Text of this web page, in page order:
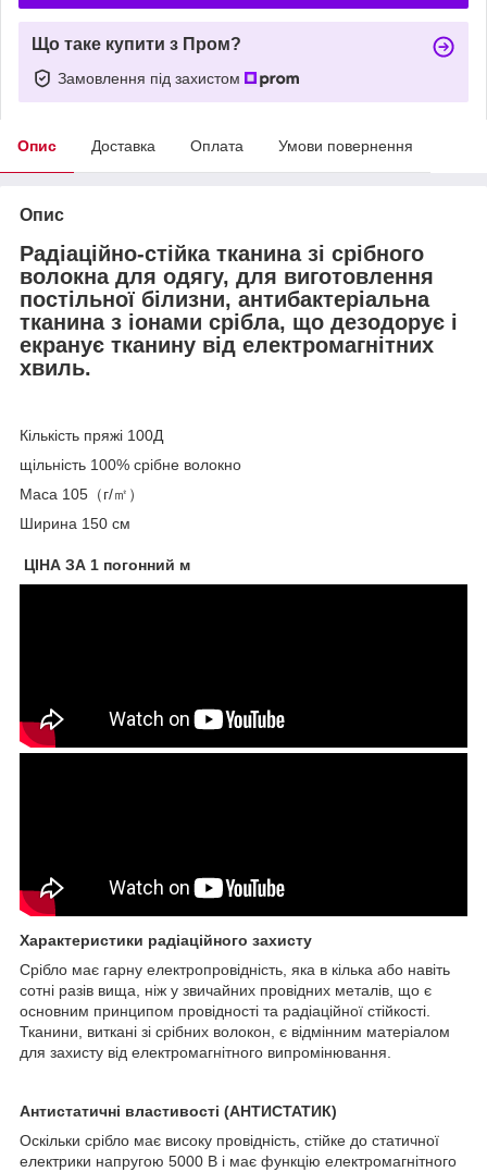
Що таке купити з Пром?
Замовлення під захистом
Опис Доставка Оплата Умови повернення
Опис
Радіаційно-стійка тканина зі срібного
волокна для одягу, для виготовлення
постільної білизни, антибактеріальна
тканина з іонами срібла, що дезодорує і
екранує тканину від електромагнітних
хвиль.
Кількість пряжі 100Д
щільність 100% срібне волокно
Маса 105（г/㎡）
Ширина 150 см
ЦІНА ЗА 1 погонний м
Характеристики радіаційного захисту
Срібло має гарну електропровідність, яка в кілька або навіть
сотні разів вища, ніж у звичайних провідних металів, що є
основним принципом провідності та радіаційної стійкості.
Тканини, виткані зі срібних волокон, є відмінним матеріалом
для захисту від електромагнітного випромінювання.
Антистатичні властивості (АНТИСТАТИК)
Оскільки срібло має високу провідність, стійке до статичної
електрики напругою 5000 В і має функцію електромагнітного